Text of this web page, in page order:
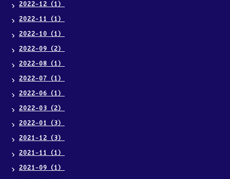
2022-12（1）
2022-11（1）
2022-10（1）
2022-09（2）
2022-08（1）
2022-07（1）
2022-06（1）
2022-03（2）
2022-01（3）
2021-12（3）
2021-11（1）
2021-09（1）